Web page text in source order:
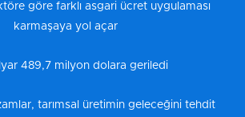
göre farklı asgari ücret uygulaması
karmaşaya yol açar
489,7 milyon dolara geriledi
tarımsal üretimin geleceğini tehdit